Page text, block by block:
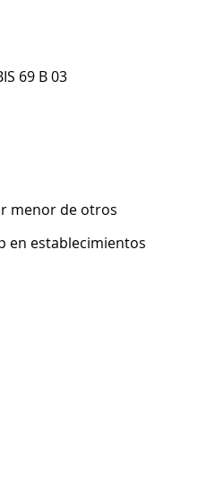
69 B 03
menor de otros
en establecimientos